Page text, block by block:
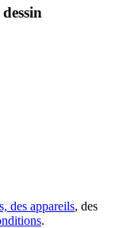
des appareils, des
.